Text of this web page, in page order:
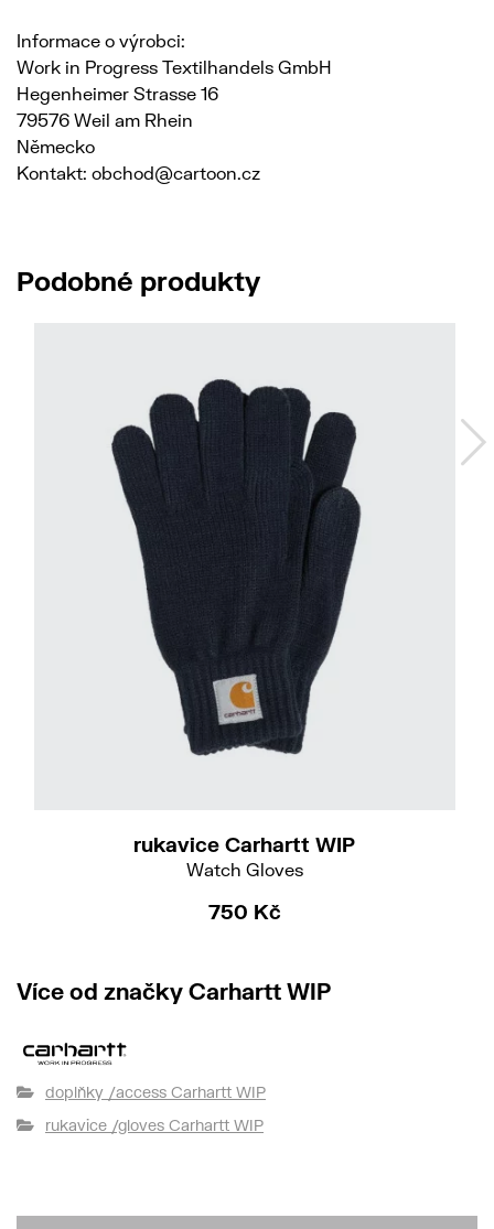
Informace o výrobci:
Work in Progress Textilhandels GmbH
Hegenheimer Strasse 16
79576 Weil am Rhein
Německo
Kontakt: obchod@cartoon.cz
Podobné produkty
rukavice Carhartt WIP
Watch Gloves
750 Kč
Více od značky Carhartt WIP
doplňky /access Carhartt WIP
rukavice /gloves Carhartt WIP